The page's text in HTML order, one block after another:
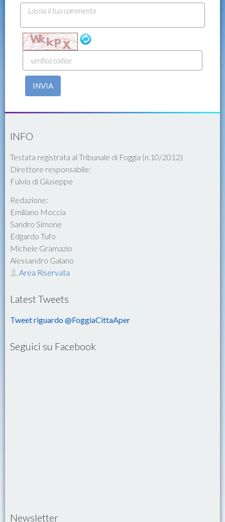
INVIA
INFO
Testata registrata al Tribunale di Foggia (n.10/2012)
Direttore responsabile:
Fulvio di Giuseppe
Redazione:
Emiliano Moccia
Sandro Simone
Edgardo Tufo
Michele Gramazio
Alessandro Galano
Area Riservata
Latest Tweets
Tweet riguardo @FoggiaCittaAper
Seguici su Facebook
Newsletter